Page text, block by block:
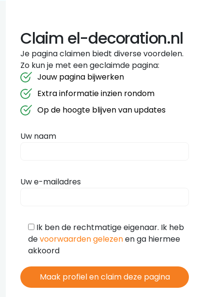
Claim el-decoration.nl
Je pagina claimen biedt diverse voordelen.
Zo kun je met een geclaimde pagina:
Jouw pagina bijwerken
Extra informatie inzien rondom
Op de hoogte blijven van updates
Uw naam
Uw e-mailadres
Ik ben de rechtmatige eigenaar. Ik heb
devoorwaarden gelezenen ga hiermee
akkoord